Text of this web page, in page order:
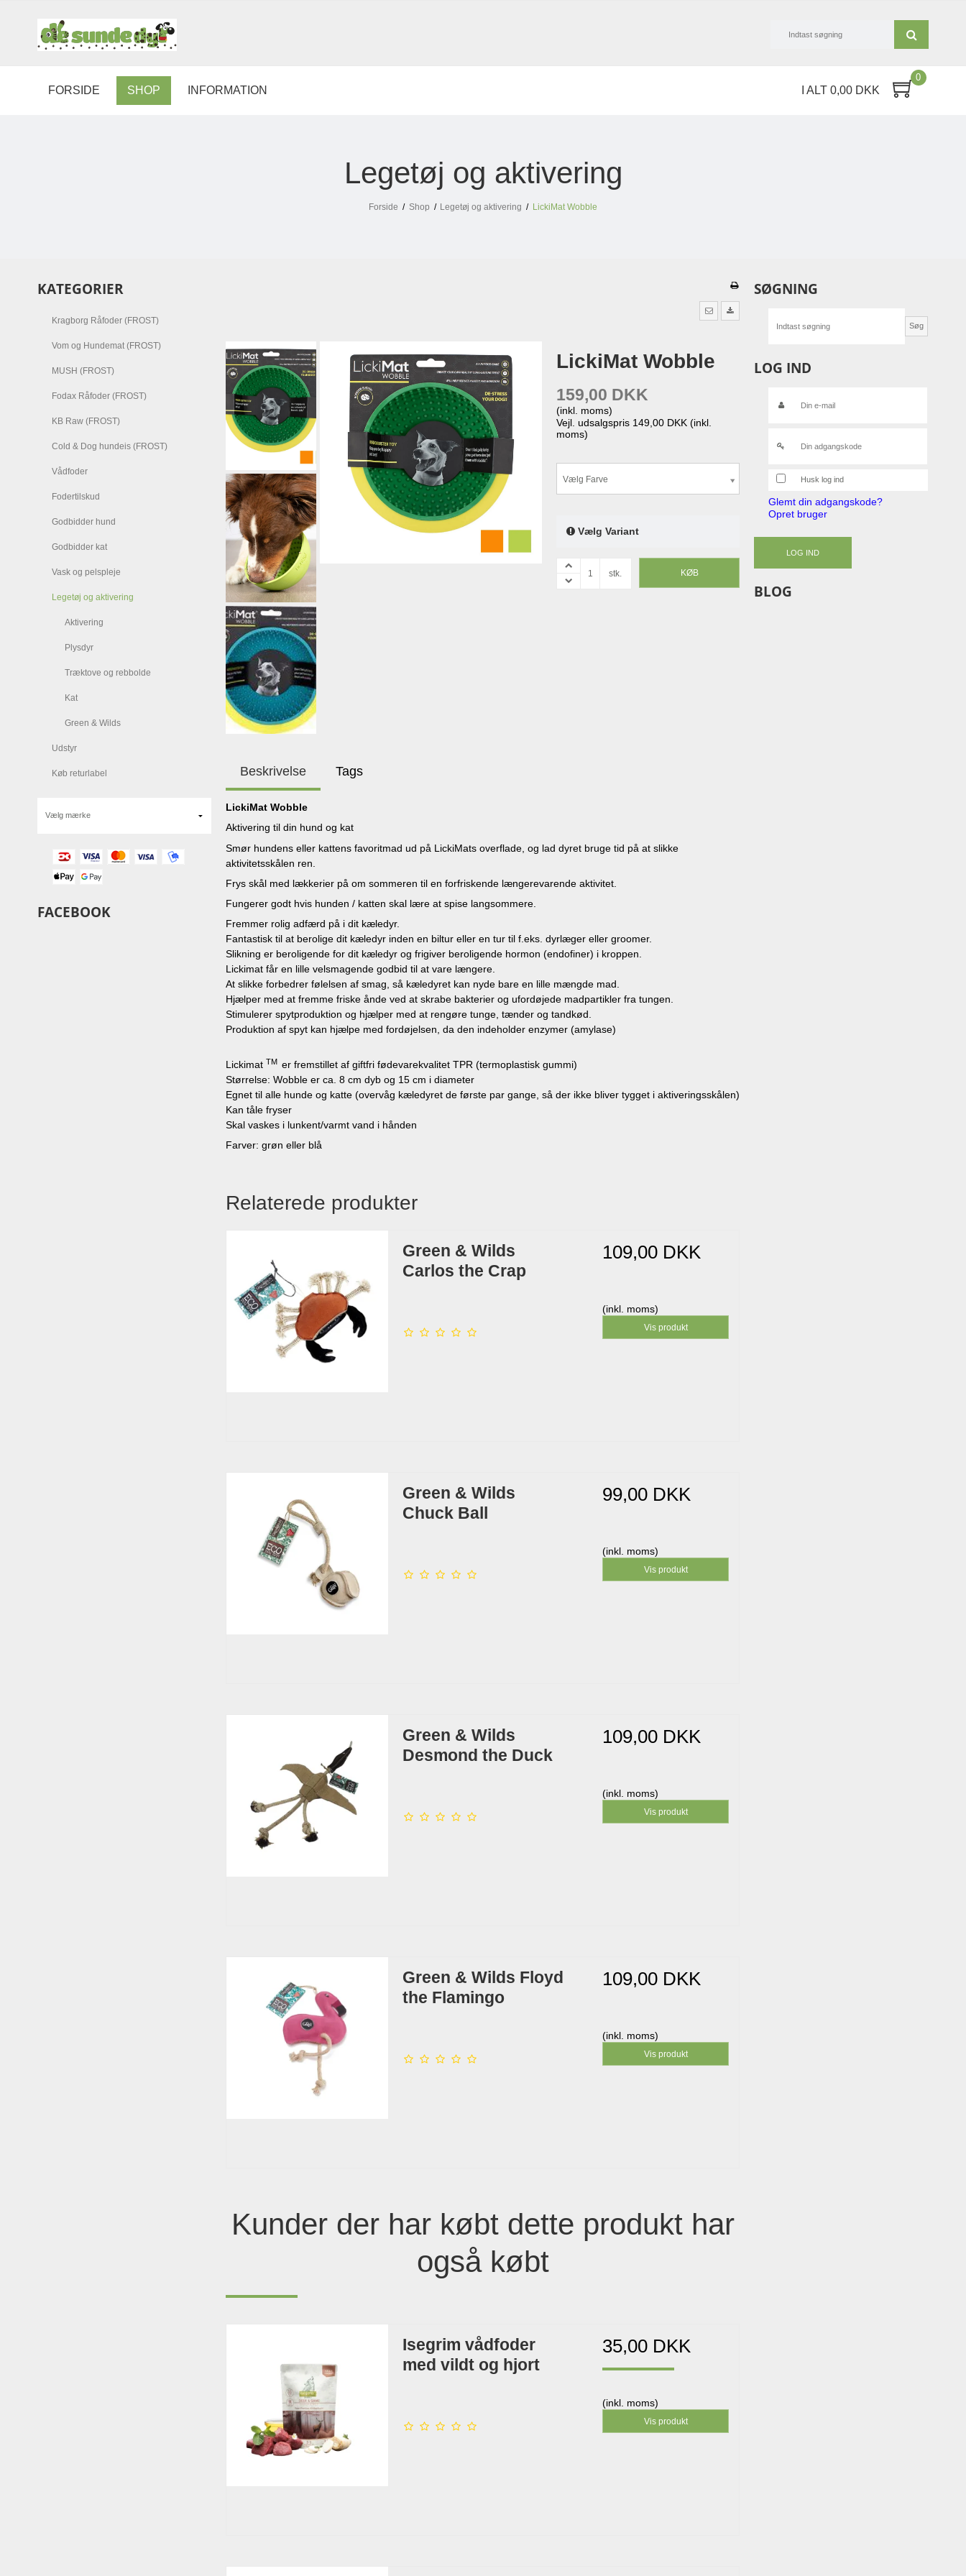
FORSIDE SHOP INFORMATION I ALT 0,00 DKK
0
Legetøj og aktivering
Forside / Shop / Legetøj og aktivering / LickiMat Wobble
KATEGORIER
Kragborg Råfoder (FROST)
Vom og Hundemat (FROST)
MUSH (FROST)
Fodax Råfoder (FROST)
KB Raw (FROST)
Cold & Dog hundeis (FROST)
Vådfoder
Fodertilskud
Godbidder hund
Godbidder kat
Vask og pelspleje
Legetøj og aktivering
Aktivering
Plysdyr
Træktove og rebbolde
Kat
Green & Wilds
Udstyr
Køb returlabel
FACEBOOK
LickiMat Wobble
159,00 DKK
(inkl. moms)
Vejl. udsalgspris 149,00 DKK (inkl.
moms)
Vælg Farve
Vælg Variant
stk. KØB
Beskrivelse Tags
LickiMat Wobble
Aktivering til din hund og kat
Smør hundens eller kattens favoritmad ud på LickiMats overflade, og lad dyret bruge tid på at slikke
aktivitetsskålen ren.
Frys skål med lækkerier på om sommeren til en forfriskende længerevarende aktivitet.
Fungerer godt hvis hunden / katten skal lære at spise langsommere.
Fremmer rolig adfærd på i dit kæledyr.
Fantastisk til at berolige dit kæledyr inden en biltur eller en tur til f.eks. dyrlæger eller groomer.
Slikning er beroligende for dit kæledyr og frigiver beroligende hormon (endofiner) i kroppen.
Lickimat får en lille velsmagende godbid til at vare længere.
At slikke forbedrer følelsen af ​​smag, så kæledyret kan nyde bare en lille mængde mad.
Hjælper med at fremme friske ånde ved at skrabe bakterier og ufordøjede madpartikler fra tungen.
Stimulerer spytproduktion og hjælper med at rengøre tunge, tænder og tandkød.
Produktion af spyt kan hjælpe med fordøjelsen, da den indeholder enzymer (amylase)
Lickimat TM er fremstillet af giftfri fødevarekvalitet TPR (termoplastisk gummi)
Størrelse: Wobble er ca. 8 cm dyb og 15 cm i diameter
Egnet til alle hunde og katte (overvåg kæledyret de første par gange, så der ikke bliver tygget i aktiveringsskålen)
Kan tåle fryser
Skal vaskes i lunkent/varmt vand i hånden
Farver: grøn eller blå
Relaterede produkter
Green & Wilds
Carlos the Crap
109,00 DKK
(inkl. moms)
Vis produkt
Green & Wilds
Chuck Ball
99,00 DKK
(inkl. moms)
Vis produkt
Green & Wilds
Desmond the Duck
109,00 DKK
(inkl. moms)
Vis produkt
Green & Wilds Floyd
the Flamingo
109,00 DKK
(inkl. moms)
Vis produkt
Kunder der har købt dette produkt har
også købt
Isegrim vådfoder
med vildt og hjort
35,00 DKK
(inkl. moms)
Vis produkt
SØGNING
Søg
LOG IND
Husk log ind
Glemt din adgangskode?
Opret bruger
LOG IND
BLOG